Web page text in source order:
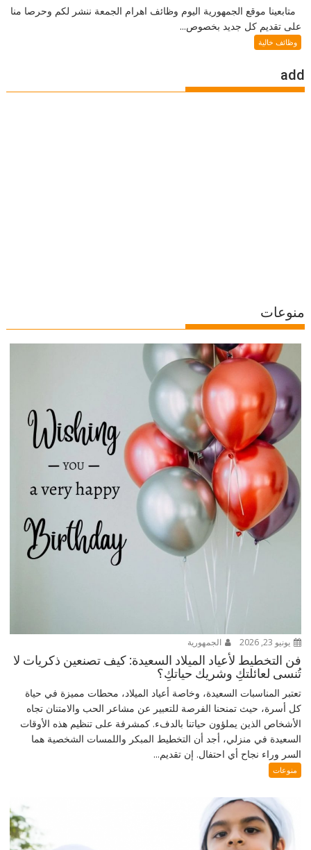
متابعينا موقع الجمهورية اليوم وظائف اهرام الجمعة ننشر لكم وحرصا منا
على تقديم كل جديد بخصوص...
وظائف خالية
add
منوعات
يونيو 23, 2026 الجمهورية
فن التخطيط لأعياد الميلاد السعيدة: كيف تصنعين ذكريات لا
تُنسى لعائلتكِ وشريك حياتكِ؟
تعتبر المناسبات السعيدة، وخاصة أعياد الميلاد، محطات مميزة في حياة
كل أسرة، حيث تمنحنا الفرصة للتعبير عن مشاعر الحب والامتنان تجاه
الأشخاص الذين يملؤون حياتنا بالدفء. كمشرفة على تنظيم هذه الأوقات
السعيدة في منزلي، أجد أن التخطيط المبكر واللمسات الشخصية هما
السر وراء نجاح أي احتفال. إن تقديم...
منوعات